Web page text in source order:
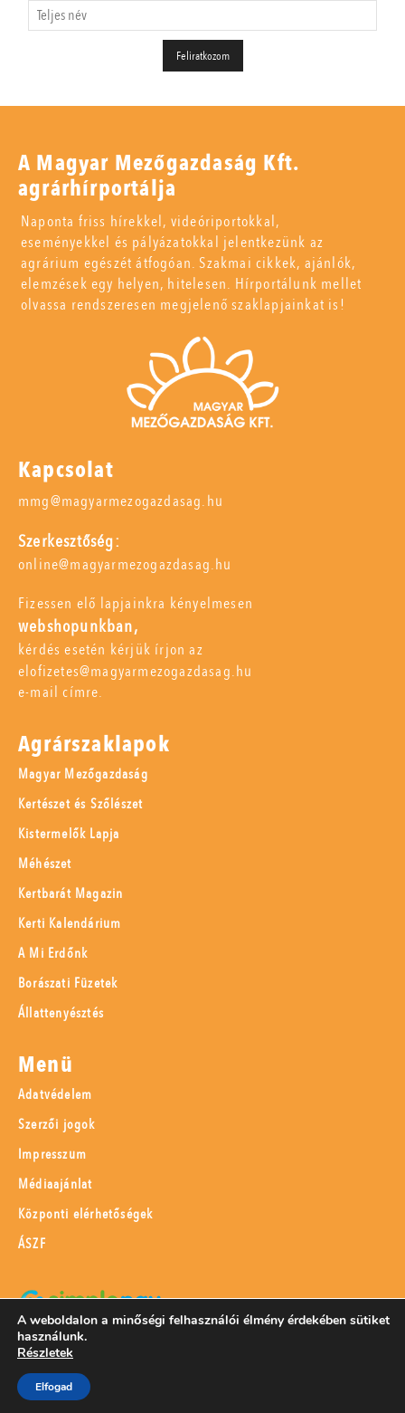
A Magyar Mezőgazdaság Kft.
agrárhírportálja
Naponta friss hírekkel, videóriportokkal,
eseményekkel és pályázatokkal jelentkezünk az
agrárium egészét átfogóan. Szakmai cikkek, ajánlók,
elemzések egy helyen, hitelesen. Hírportálunk mellet
olvassa rendszeresen megjelenő szaklapjainkat is!
Kapcsolat
mmg@magyarmezogazdasag.hu
Szerkesztőség:
online@magyarmezogazdasag.hu
Fizessen elő lapjainkra kényelmesen
webshopunkban,
kérdés esetén kérjük írjon az
elofizetes@magyarmezogazdasag.hu
e-mail címre.
Agrárszaklapok
Magyar Mezőgazdaság
Kertészet és Szőlészet
Kistermelők Lapja
Méhészet
Kertbarát Magazin
Kerti Kalendárium
A Mi Erdőnk
Borászati Füzetek
Állattenyésztés
Menü
Adatvédelem
Szerzői jogok
Impresszum
Médiaajánlat
Központi elérhetőségek
ÁSZF
SimplePay adattovábbítási nyilatkozat
A weboldalon a minőségi felhasználói élmény érdekében sütiket
használunk.
Részletek
Elfogad